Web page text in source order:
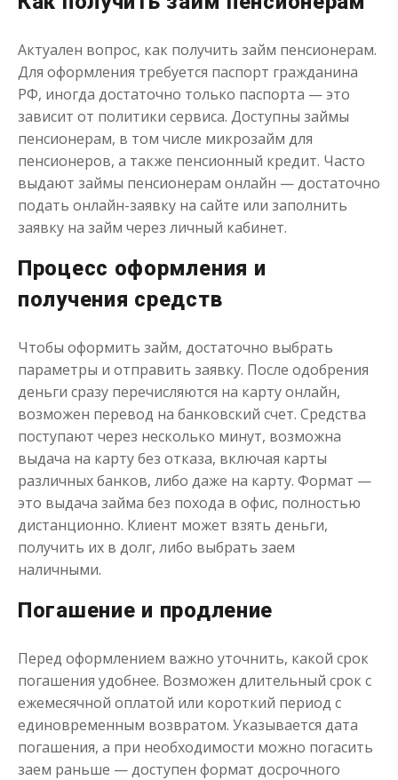
Сумма до50 000₽
Получить
Одолжим до 30 дней
Срок
Переведём в долг
Сумма
Получить
Актуален вопрос, как получить займ пенсионерам.
Для оформления требуется паспорт гражданина
РФ, иногда достаточно только паспорта — это
зависит от политики сервиса. Доступны займы
пенсионерам, в том числе микрозайм для
пенсионеров, а также пенсионный кредит. Часто
выдают займы пенсионерам онлайн — достаточно
подать онлайн-заявку на сайте или заполнить
заявку на займ через личный кабинет.
Процесс оформления и
получения средств
Чтобы оформить займ, достаточно выбрать
параметры и отправить заявку. После одобрения
деньги сразу перечисляются на карту онлайн,
возможен перевод на банковский счет. Средства
поступают через несколько минут, возможна
выдача на карту без отказа, включая карты
различных банков, либо даже на карту. Формат —
это выдача займа без похода в офис, полностью
дистанционно. Клиент может взять деньги,
получить их в долг, либо выбрать заем
наличными.
Погашение и продление
Перед оформлением важно уточнить, какой срок
погашения удобнее. Возможен длительный срок с
ежемесячной оплатой или короткий период с
единовременным возвратом. Указывается дата
погашения, а при необходимости можно погасить
заем раньше — доступен формат досрочного